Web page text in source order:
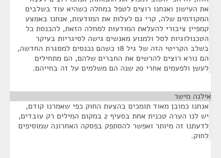
את העישון ואנחנו רוצים לטפל במחלה כשהיא עוד בשלבים
המקודמים שלה, קרי גם לעלות את המודעות, אנחנו באמצע
קמפיין ציבורי להעלאת המודעות למחלה הזאת, להכנסת כל
הטכנולוגיות לסל ולמנוע מאנשים גישה לסיגריות בעיקר
בשלב הקריטי הזה של גיל 18 כשהם נכנסים למסגרת החדשה,
הם נורא רוצים להרשים את החברים שלהם, הם מתחילים
לעשן ולפעמים אחרי 20 שנה הם משלמים על זה בחייהם.
אילנה מישר
אנחנו כמובן מאוד תומכים בהצעת החוק כפי שאמרנו קודם,
יש לנו הערה טכנית אחת בסעיף 2 במקום המילים רק עובדים,
לדעתנו זה מיותר ואפשר להסתפק בפסקה האחרונה שמוסיפים
לחוק.